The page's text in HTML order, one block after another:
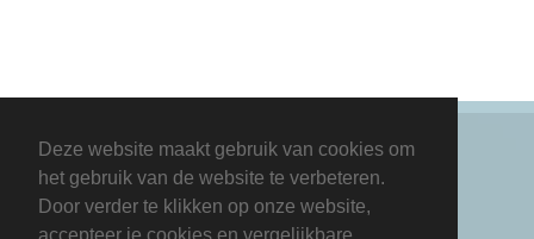
Deze website maakt gebruik van cookies om
het gebruik van de website te verbeteren.
Door verder te klikken op onze website,